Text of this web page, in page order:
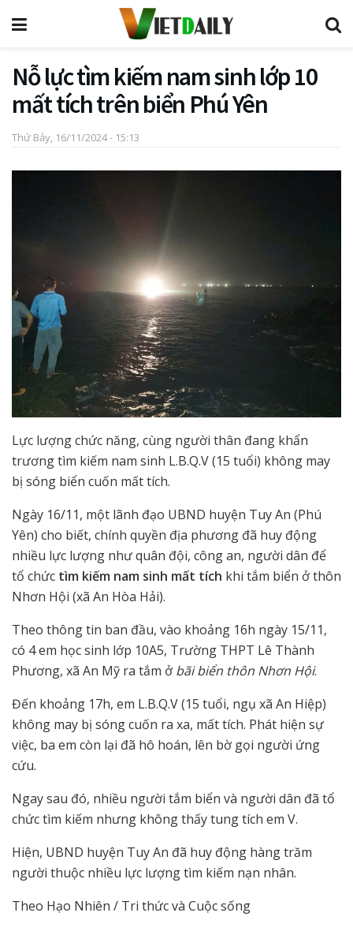
Nỗ lực tìm kiếm nam sinh lớp 10
mất tích trên biển Phú Yên
Thứ Bảy, 16/11/2024 - 15:13
Lực lượng chức năng, cùng người thân đang khẩn
trương tìm kiếm nam sinh L.B.Q.V (15 tuổi) không may
bị sóng biển cuốn mất tích.
Ngày 16/11, một lãnh đạo UBND huyện Tuy An (Phú
Yên) cho biết, chính quyền địa phương đã huy động
nhiều lực lượng như quân đội, công an, người dân để
tổ chức tìm kiếm nam sinh mất tích khi tắm biển ở thôn
Nhơn Hội (xã An Hòa Hải).
Theo thông tin ban đầu, vào khoảng 16h ngày 15/11,
có 4 em học sinh lớp 10A5, Trường THPT Lê Thành
Phương, xã An Mỹ ra tắm ở bãi biển thôn Nhơn Hội.
Đến khoảng 17h, em L.B.Q.V (15 tuổi, ngụ xã An Hiệp)
không may bị sóng cuốn ra xa, mất tích. Phát hiện sự
việc, ba em còn lại đã hô hoán, lên bờ gọi người ứng
cứu.
Ngay sau đó, nhiều người tắm biển và người dân đã tổ
chức tìm kiếm nhưng không thấy tung tích em V.
Hiện, UBND huyện Tuy An đã huy động hàng trăm
người thuộc nhiều lực lượng tìm kiếm nạn nhân.
Theo Hạo Nhiên / Tri thức và Cuộc sống